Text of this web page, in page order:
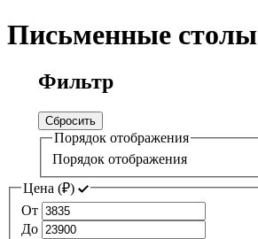
Письменные столы
Фильтр
Сбросить
Порядок отображения
Порядок отображения
Цена (₽)
От
До